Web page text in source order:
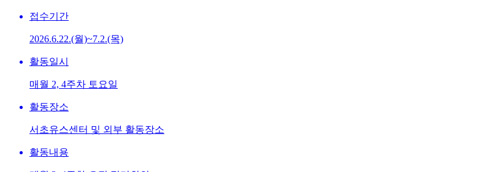
접수기간
2026.6.22.(월)~7.2.(목)
활동일시
매월 2, 4주차 토요일
활동장소
서초유스센터 및 외부 활동장소
활동내용